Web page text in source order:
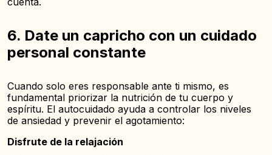
6. Date un capricho con un cuidado
personal constante
Cuando solo eres responsable ante ti mismo, es
fundamental priorizar la nutrición de tu cuerpo y
espíritu. El autocuidado ayuda a controlar los niveles
de ansiedad y prevenir el agotamiento:
Disfrute de la relajación